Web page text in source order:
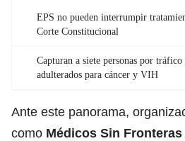
EPS no pueden interrumpir
Corte Constitucional
Capturan a siete personas por tráfico
adulterados para cáncer y VIH
Ante este panorama,
como Médicos Sin Fronteras